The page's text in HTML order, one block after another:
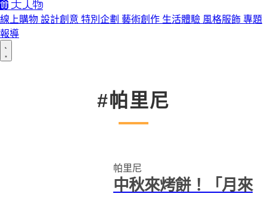
線上購物 設計創意 特別企劃 藝術創作 生活體驗 風格服飾 專題
報導
#帕里尼
帕里尼
中秋來烤餅！「月來